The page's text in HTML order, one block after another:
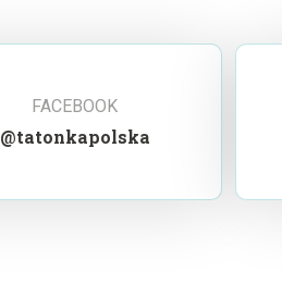
FACEBOOK
@tatonkapolska